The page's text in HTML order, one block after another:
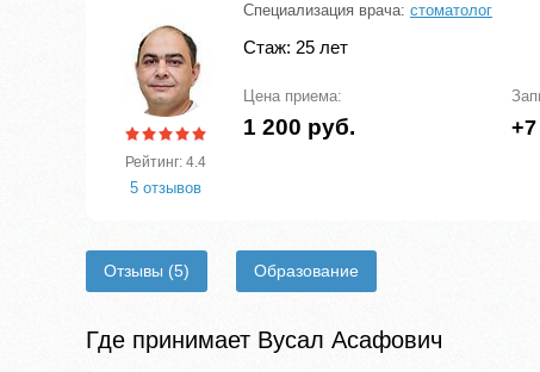
Рейтинг: 4.4
5 отзывов
Специализация врача: стоматолог
Стаж: 25 лет
Цена приема:
1 200 руб.
Отзывы (5) Образование
Где принимает Вусал Асафович